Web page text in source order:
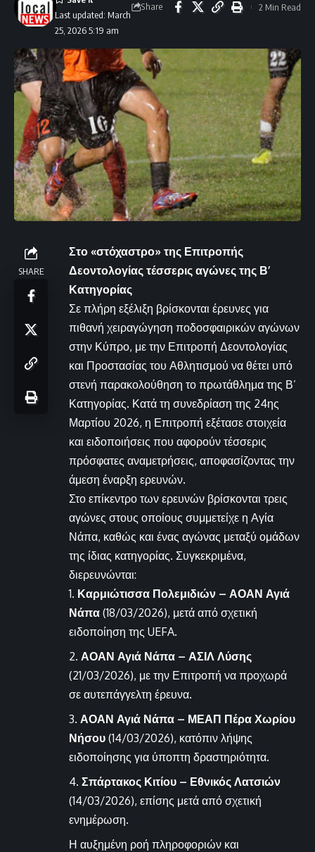
Last updated: March
25, 2026 5:19 am
Share 2 Min Read
SHARE
Στο «στόχαστρο» της Επιτροπής
Δεοντολογίας τέσσερις αγώνες της Β’
Κατηγορίας
Σε πλήρη εξέλιξη βρίσκονται έρευνες για
πιθανή χειραγώγηση ποδοσφαιρικών αγώνων
στην Κύπρο, με την Επιτροπή Δεοντολογίας
και Προστασίας του Αθλητισμού να θέτει υπό
στενή παρακολούθηση το πρωτάθλημα της Β’
Κατηγορίας. Κατά τη συνεδρίαση της 24ης
Μαρτίου 2026, η Επιτροπή εξέτασε στοιχεία
και ειδοποιήσεις που αφορούν τέσσερις
πρόσφατες αναμετρήσεις, αποφασίζοντας την
άμεση έναρξη ερευνών.
Στο επίκεντρο των ερευνών βρίσκονται τρεις
αγώνες στους οποίους συμμετείχε η Αγία
Νάπα, καθώς και ένας αγώνας μεταξύ ομάδων
της ίδιας κατηγορίας. Συγκεκριμένα,
διερευνώνται:
Καρμιώτισσα Πολεμιδιών – ΑΟΑΝ Αγιά
Νάπα (18/03/2026), μετά από σχετική
ειδοποίηση της UEFA.
ΑΟΑΝ Αγιά Νάπα – ΑΣΙΛ Λύσης
(21/03/2026), με την Επιτροπή να προχωρά
σε αυτεπάγγελτη έρευνα.
ΑΟΑΝ Αγιά Νάπα – ΜΕΑΠ Πέρα Χωρίου
Νήσου (14/03/2026), κατόπιν λήψης
ειδοποίησης για ύποπτη δραστηριότητα.
Σπάρτακος Κιτίου – Εθνικός Λατσιών
(14/03/2026), επίσης μετά από σχετική
ενημέρωση.
Η αυξημένη ροή πληροφοριών και